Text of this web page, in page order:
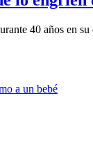
40 años en su